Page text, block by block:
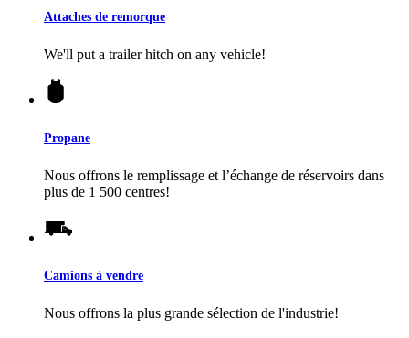
Attaches de remorque
We'll put a trailer hitch on any vehicle!
Propane
Nous offrons le remplissage et l’échange de réservoirs dans
plus de 1 500 centres!
Camions à vendre
Nous offrons la plus grande sélection de l'industrie!